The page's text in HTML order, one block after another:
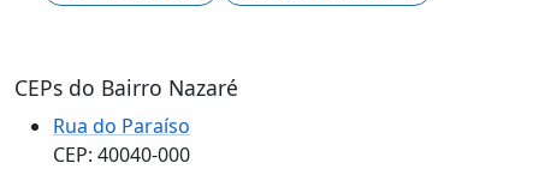
CEPs do Bairro Nazaré
Rua do Paraíso
CEP: 40040-000